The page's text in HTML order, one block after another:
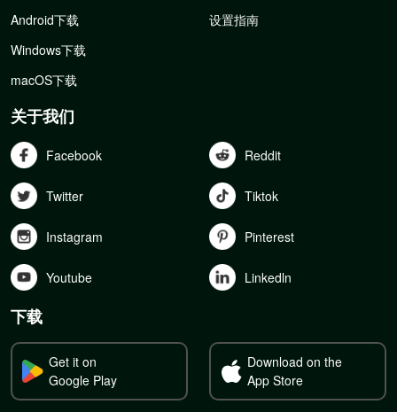
Android下载
Windows下载
macOS下载
设置指南
关于我们
Facebook Reddit
Twitter Tiktok
Instagram Pinterest
Youtube Linkedln
下载
Get it on
Google Play
Download on the
App Store